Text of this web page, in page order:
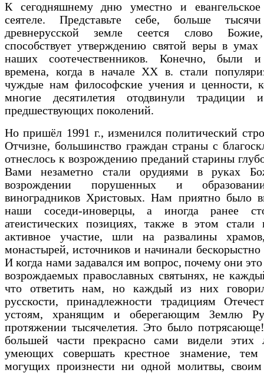
К сегодняшнему дню уместно и
сеятеле. Представьте себе, больше
древнерусской земле сеется слово
способствует утверждению святой веры в умах
наших соотечественников. Конечно, были
времена, когда в начале XX в. стали
чуждые нам философские учения и ценности,
многие десятилетия отодвинули традиции
предшествующих поколений.
Но пришёл 1991 г., изменился политический
Отчизне, большинство граждан страны с
отнеслось к возрождению преданий старины
Вами незаметно стали орудиями в руках
возрождении порушенных и
виноградников Христовых. Нам приятно было
наши соседи-иноверцы, а иногда ранее
атеистических позициях, также в этом стали
активное участие, шли на развалины
монастырей, источников и начинали бескорыстно
И когда нами задавался им вопрос, почему они
возрождаемых православных святынях, не
что ответить нам, но каждый из них
русскости, принадлежности традициям
устоям, хранящим и оберегающим Землю
протяжении тысячелетия. Это было
большей части прекрасно сами видели этих
умеющих совершать крестное знамение,
могущих произнести ни одной молитвы,